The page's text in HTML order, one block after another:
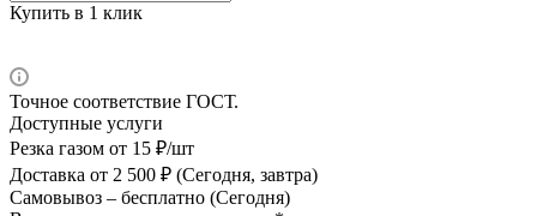
Купить в 1 клик
Точное соответствие ГОСТ.
Доступные услуги
Резка газом от 15 ₽/шт
Доставка от 2 500 ₽ (Сегодня, завтра)
Самовывоз – бесплатно (Сегодня)